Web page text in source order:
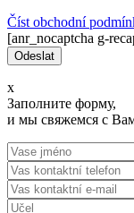
Číst оbchodní
[anr_nocaptcha g-
x
Заполните форму,
и мы свяжемся с